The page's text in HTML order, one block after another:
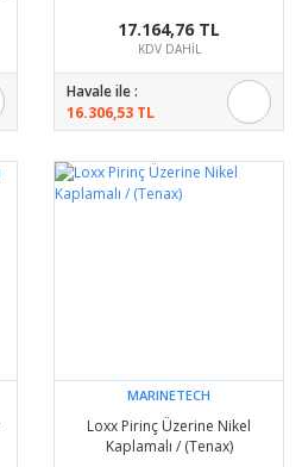
17.164,76 TL
KDV DAHİL
Havale ile :
16.306,53 TL
MARINETECH
Loxx Pirinç Üzerine Nikel
Kaplamalı / (Tenax)